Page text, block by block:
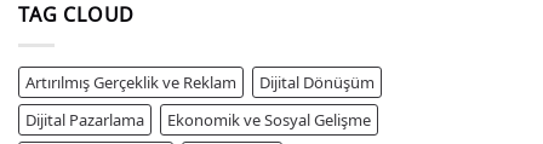
TAG CLOUD
Artırılmış Gerçeklik ve Reklam
Dijital Dönüşüm
Dijital Pazarlama
Ekonomik ve Sosyal Gelişme